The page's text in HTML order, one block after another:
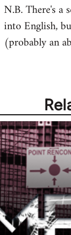
to
Welcome
by
libcom.org
N.B. There's a
into English,
(probably an